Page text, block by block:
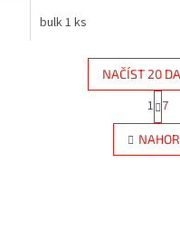
bulk 1 ks
O
v
l
NAČÍST 20
S
t
r
á
n
1 7